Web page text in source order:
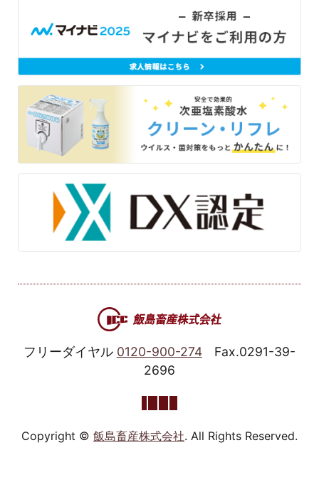
フリーダイヤル 0120-900-274
Fax.0291-39-
2696
Copyright © 飯島畜産株式会社. All Rights Reserved.